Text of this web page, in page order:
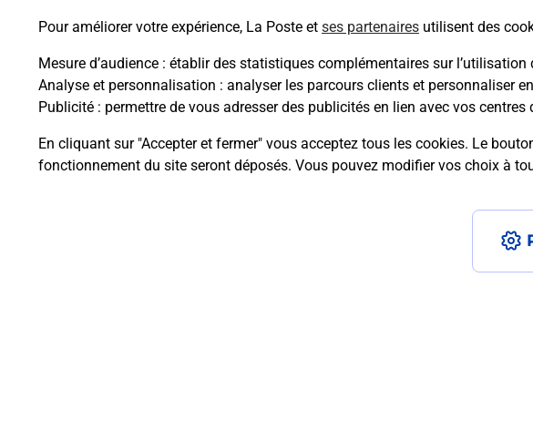
Pour améliorer votre expérience, La Poste et ses partenaires utilisent des
Mesure d’audience : établir des statistiques complémentaires sur
Analyse et personnalisation : analyser les parcours clients et personnaliser
Publicité : permettre de vous adresser des publicités en lien avec vos centres
En cliquant sur "Accepter et fermer" vous acceptez tous les cookies. Le
fonctionnement du site seront déposés. Vous pouvez modifier vos choix à
Questions
Où faire des numérisations à proximité ?